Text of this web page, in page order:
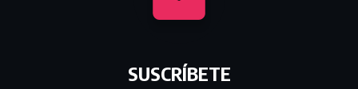
SUSCRÍBETE